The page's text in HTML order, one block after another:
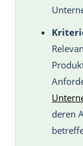
deren